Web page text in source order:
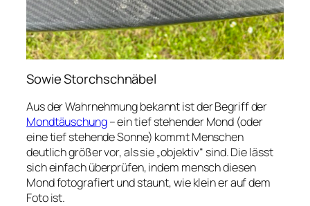
Sowie Storchschnäbel
Aus der Wahrnehmung bekannt ist der Begriff der
Mondtäuschung– ein tief stehender Mond (oder
eine tief stehende Sonne) kommt Menschen
deutlich größer vor, als sie „objektiv“ sind. Die lässt
sich einfach überprüfen, indem mensch diesen
Mond fotografiert und staunt, wie klein er auf dem
Foto ist.